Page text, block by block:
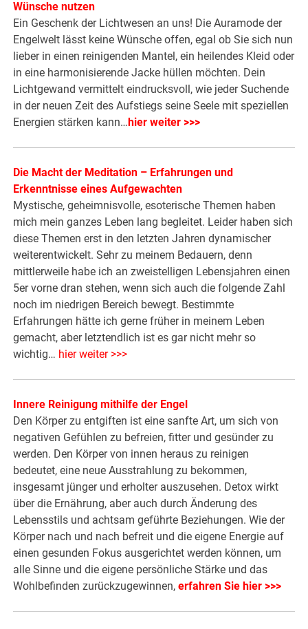
Wünsche nutzen
Ein Geschenk der Lichtwesen an uns! Die Auramode der
Engelwelt lässt keine Wünsche offen, egal ob Sie sich nun
lieber in einen reinigenden Mantel, ein heilendes Kleid oder
in eine harmonisierende Jacke hüllen möchten. Dein
Lichtgewand vermittelt eindrucksvoll, wie jeder Suchende
in der neuen Zeit des Aufstiegs seine Seele mit speziellen
Energien stärken kann… hier weiter >>>
Die Macht der Meditation – Erfahrungen und
Erkenntnisse eines Aufgewachten
Mystische, geheimnisvolle, esoterische Themen haben
mich mein ganzes Leben lang begleitet. Leider haben sich
diese Themen erst in den letzten Jahren dynamischer
weiterentwickelt. Sehr zu meinem Bedauern, denn
mittlerweile habe ich an zweistelligen Lebensjahren einen
5er vorne dran stehen, wenn sich auch die folgende Zahl
noch im niedrigen Bereich bewegt. Bestimmte
Erfahrungen hätte ich gerne früher in meinem Leben
gemacht, aber letztendlich ist es gar nicht mehr so
wichtig… hier weiter >>>
Innere Reinigung mithilfe der Engel
Den Körper zu entgiften ist eine sanfte Art, um sich von
negativen Gefühlen zu befreien, fitter und gesünder zu
werden. Den Körper von innen heraus zu reinigen
bedeutet, eine neue Ausstrahlung zu bekommen,
insgesamt jünger und erholter auszusehen. Detox wirkt
über die Ernährung, aber auch durch Änderung des
Lebensstils und achtsam geführte Beziehungen. Wie der
Körper nach und nach befreit und die eigene Energie auf
einen gesunden Fokus ausgerichtet werden können, um
alle Sinne und die eigene persönliche Stärke und das
Wohlbefinden zurückzugewinnen, erfahren Sie hier >>>